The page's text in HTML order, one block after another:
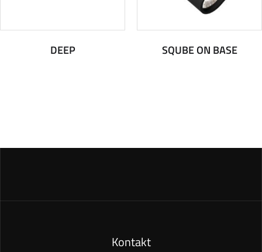
DEEP SQUBE ON BASE
Kontakt